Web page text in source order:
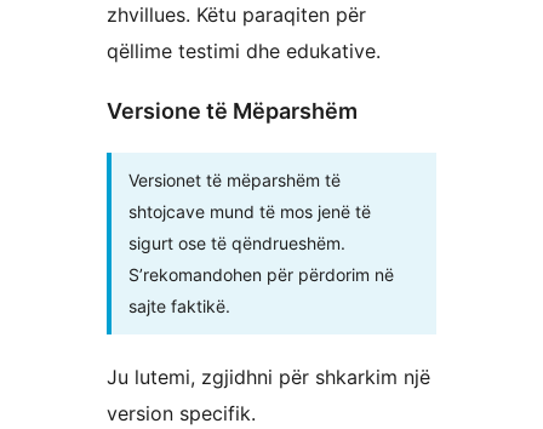
zhvillues. Këtu paraqiten për
qëllime testimi dhe edukative.
Versione të Mëparshëm
Versionet të mëparshëm të
shtojcave mund të mos jenë të
sigurt ose të qëndrueshëm.
S’rekomandohen për përdorim në
sajte faktikë.
Ju lutemi, zgjidhni për shkarkim një
version specifik.